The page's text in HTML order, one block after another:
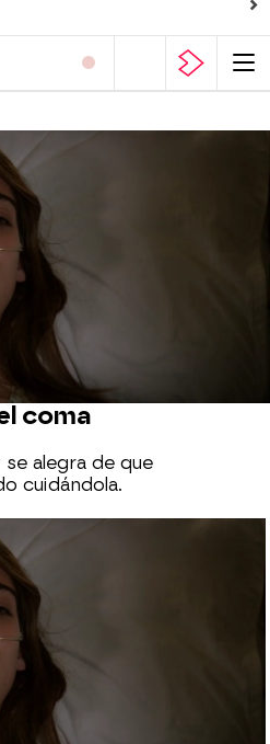
del cielo
a visitar a Emma
coma
alegra de que
cuidándola.
2021, 20:02